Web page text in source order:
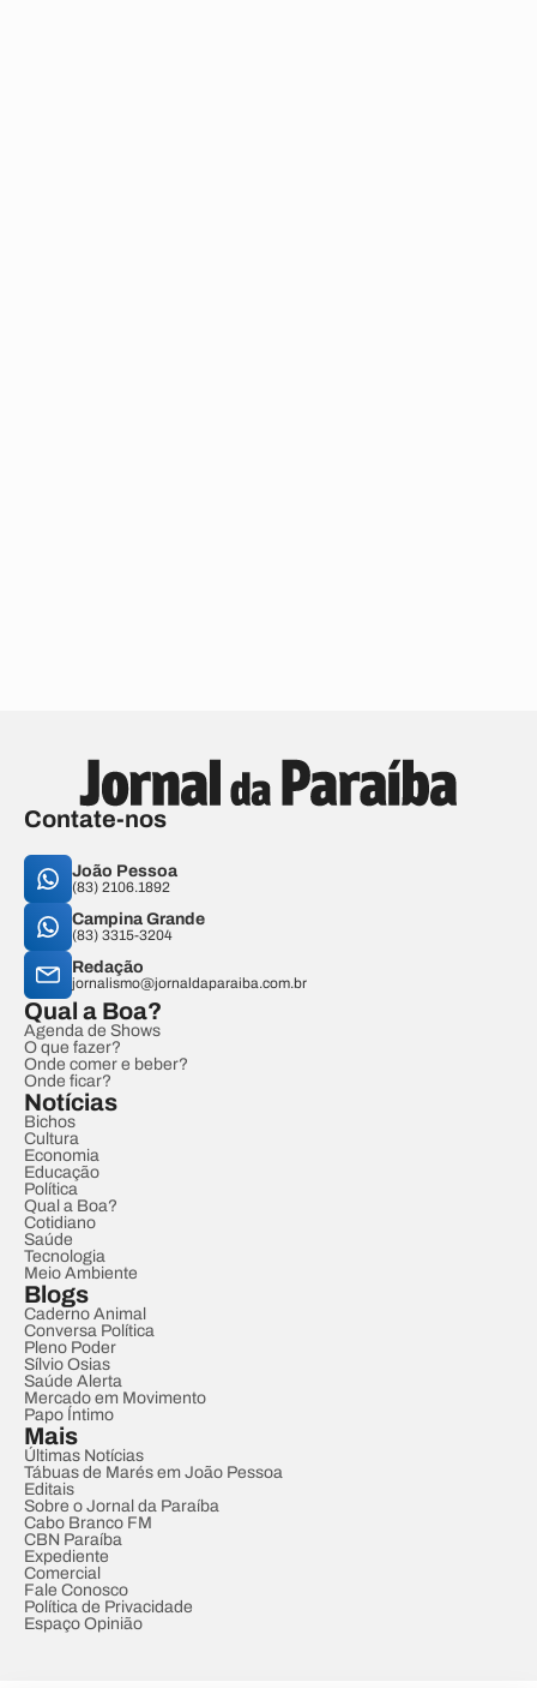
Contate-nos
João Pessoa
(83) 2106.1892
Campina Grande
(83) 3315-3204
Redação
jornalismo@jornaldaparaiba.com.br
Qual a Boa?
Agenda de Shows
O que fazer?
Onde comer e beber?
Onde ficar?
Notícias
Bichos
Cultura
Economia
Educação
Política
Qual a Boa?
Cotidiano
Saúde
Tecnologia
Meio Ambiente
Blogs
Caderno Animal
Conversa Política
Pleno Poder
Sílvio Osias
Saúde Alerta
Mercado em Movimento
Papo Íntimo
Mais
Últimas Notícias
Tábuas de Marés em João Pessoa
Editais
Sobre o Jornal da Paraíba
Cabo Branco FM
CBN Paraíba
Expediente
Comercial
Fale Conosco
Política de Privacidade
Espaço Opinião